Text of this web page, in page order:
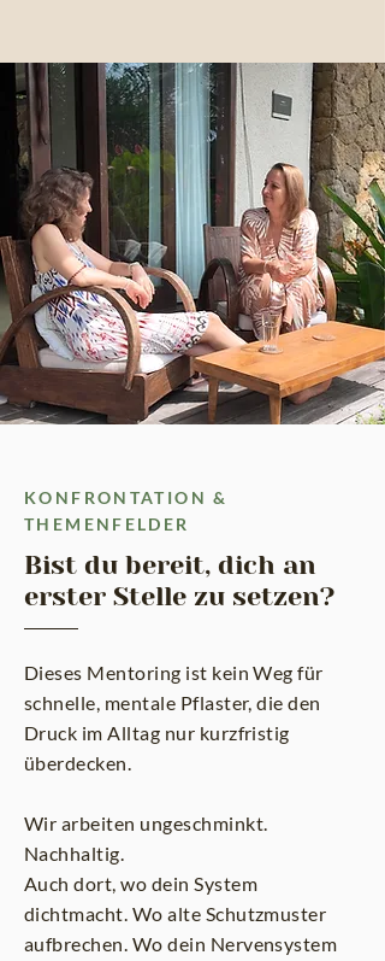
KONFRONTATION &
THEMENFELDER
Bist du bereit, dich an
erster Stelle zu setzen?
Dieses Mentoring ist kein Weg für
schnelle, mentale Pflaster, die den
Druck im Alltag nur kurzfristig
überdecken.
Wir arbeiten ungeschminkt.
Nachhaltig.
Auch dort, wo dein System
dichtmacht. Wo alte Schutzmuster
aufbrechen. Wo dein Nervensystem